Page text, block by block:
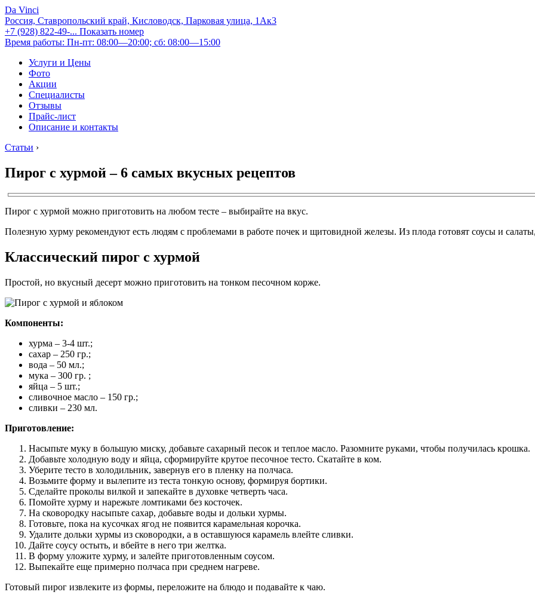
Da Vinci
Россия, Ставропольский край, Кисловодск, Парковая улица, 1Ак3
+7 (928) 822-49-... Показать номер
Время работы: Пн-пт: 08:00—20:00; сб: 08:00—15:00
Услуги и Цены
Фото
Акции
Специалисты
Отзывы
Прайс-лист
Описание и контакты
Статьи ›
Пирог с хурмой – 6 самых вкусных рецептов
Пирог с хурмой можно приготовить на любом тесте – выбирайте на вкус.
Полезную хурму рекомендуют есть людям с проблемами в работе почек и щитовидной железы. Из плода готовят соусы и
Классический пирог с хурмой
Простой, но вкусный десерт можно приготовить на тонком песочном корже.
Компоненты:
хурма – 3-4 шт.;
сахар – 250 гр.;
вода – 50 мл.;
мука – 300 гр. ;
яйца – 5 шт.;
сливочное масло – 150 гр.;
сливки – 230 мл.
Приготовление:
Насыпьте муку в большую миску, добавьте сахарный песок и теплое масло. Разомните руками, чтобы получилась крошка.
Добавьте холодную воду и яйца, сформируйте крутое песочное тесто. Скатайте в ком.
Уберите тесто в холодильник, завернув его в пленку на полчаса.
Возьмите форму и вылепите из теста тонкую основу, формируя бортики.
Сделайте проколы вилкой и запекайте в духовке четверть часа.
Помойте хурму и нарежьте ломтиками без косточек.
На сковородку насыпьте сахар, добавьте воды и дольки хурмы.
Готовьте, пока на кусочках ягод не появится карамельная корочка.
Удалите дольки хурмы из сковородки, а в оставшуюся карамель влейте сливки.
Дайте соусу остыть, и вбейте в него три желтка.
В форму уложите хурму, и залейте приготовленным соусом.
Выпекайте еще примерно полчаса при среднем нагреве.
Готовый пирог извлеките из формы, переложите на блюдо и подавайте к чаю.